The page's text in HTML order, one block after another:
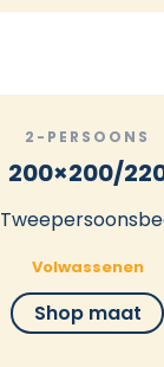
2-PERSOONS
200×200/
Volwassenen
Shop maat